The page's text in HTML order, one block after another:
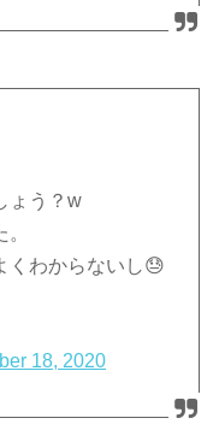
ょう？w
くわからないし😓
18, 2020